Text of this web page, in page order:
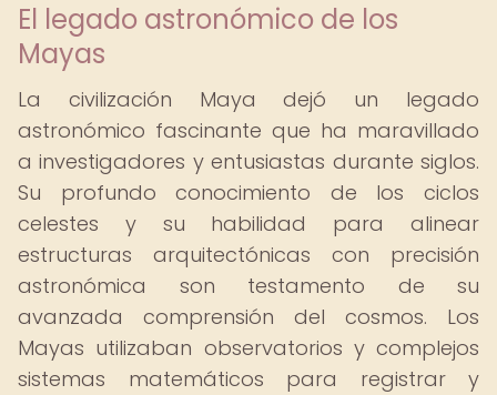
El legado astronómico de los
Mayas
La civilización Maya dejó un legado
astronómico fascinante que ha maravillado
a investigadores y entusiastas durante siglos.
Su profundo conocimiento de los ciclos
celestes y su habilidad para alinear
estructuras arquitectónicas con precisión
astronómica son testamento de su
avanzada comprensión del cosmos. Los
Mayas utilizaban observatorios y complejos
sistemas matemáticos para registrar y